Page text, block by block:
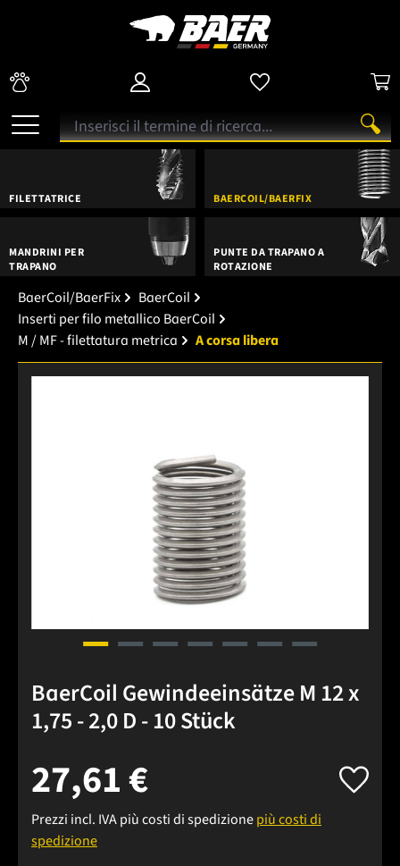
FILETTATRICE BAERCOIL/BAERFIX
MANDRINI PER
TRAPANO
PUNTE DA TRAPANO A
ROTAZIONE
BaerCoil/BaerFix
BaerCoil
Inserti per filo metallico BaerCoil
M / MF - filettatura metrica
A corsa libera
BaerCoil Gewindeeinsätze M 12 x
1,75 - 2,0 D - 10 Stück
27,61 €
Prezzi incl. IVA più costi di spedizionepiù costi di
spedizione